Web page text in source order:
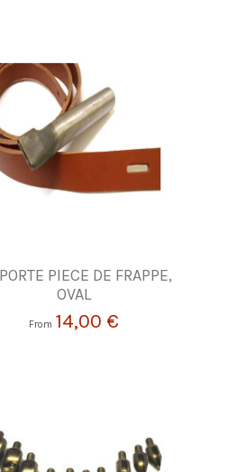
PIECE DE FRAPPE,
OVAL
From 14,00 €